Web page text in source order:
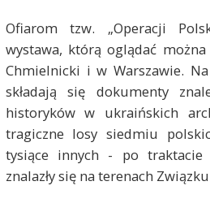
Ofiarom tzw. „Operacji
wystawa, którą oglądać
Chmielnicki i w Warszawie.
składają się dokumenty
historyków w ukraińskich
tragiczne losy siedmiu
tysiące innych - po
znalazły się na terenach